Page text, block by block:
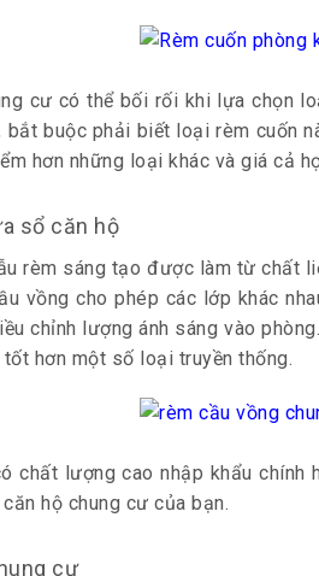
cư có thể bối rối khi lựa chọn
bắt buộc phải biết loại rèm cuốn
hơn những loại khác và giá cả
sổ căn hộ
rèm sáng tạo được làm từ chất
vồng cho phép các lớp khác
chỉnh lượng ánh sáng vào phòng.
hơn một số loại truyền thống.
chất lượng cao nhập khẩu
hộ chung cư của bạn.
cư